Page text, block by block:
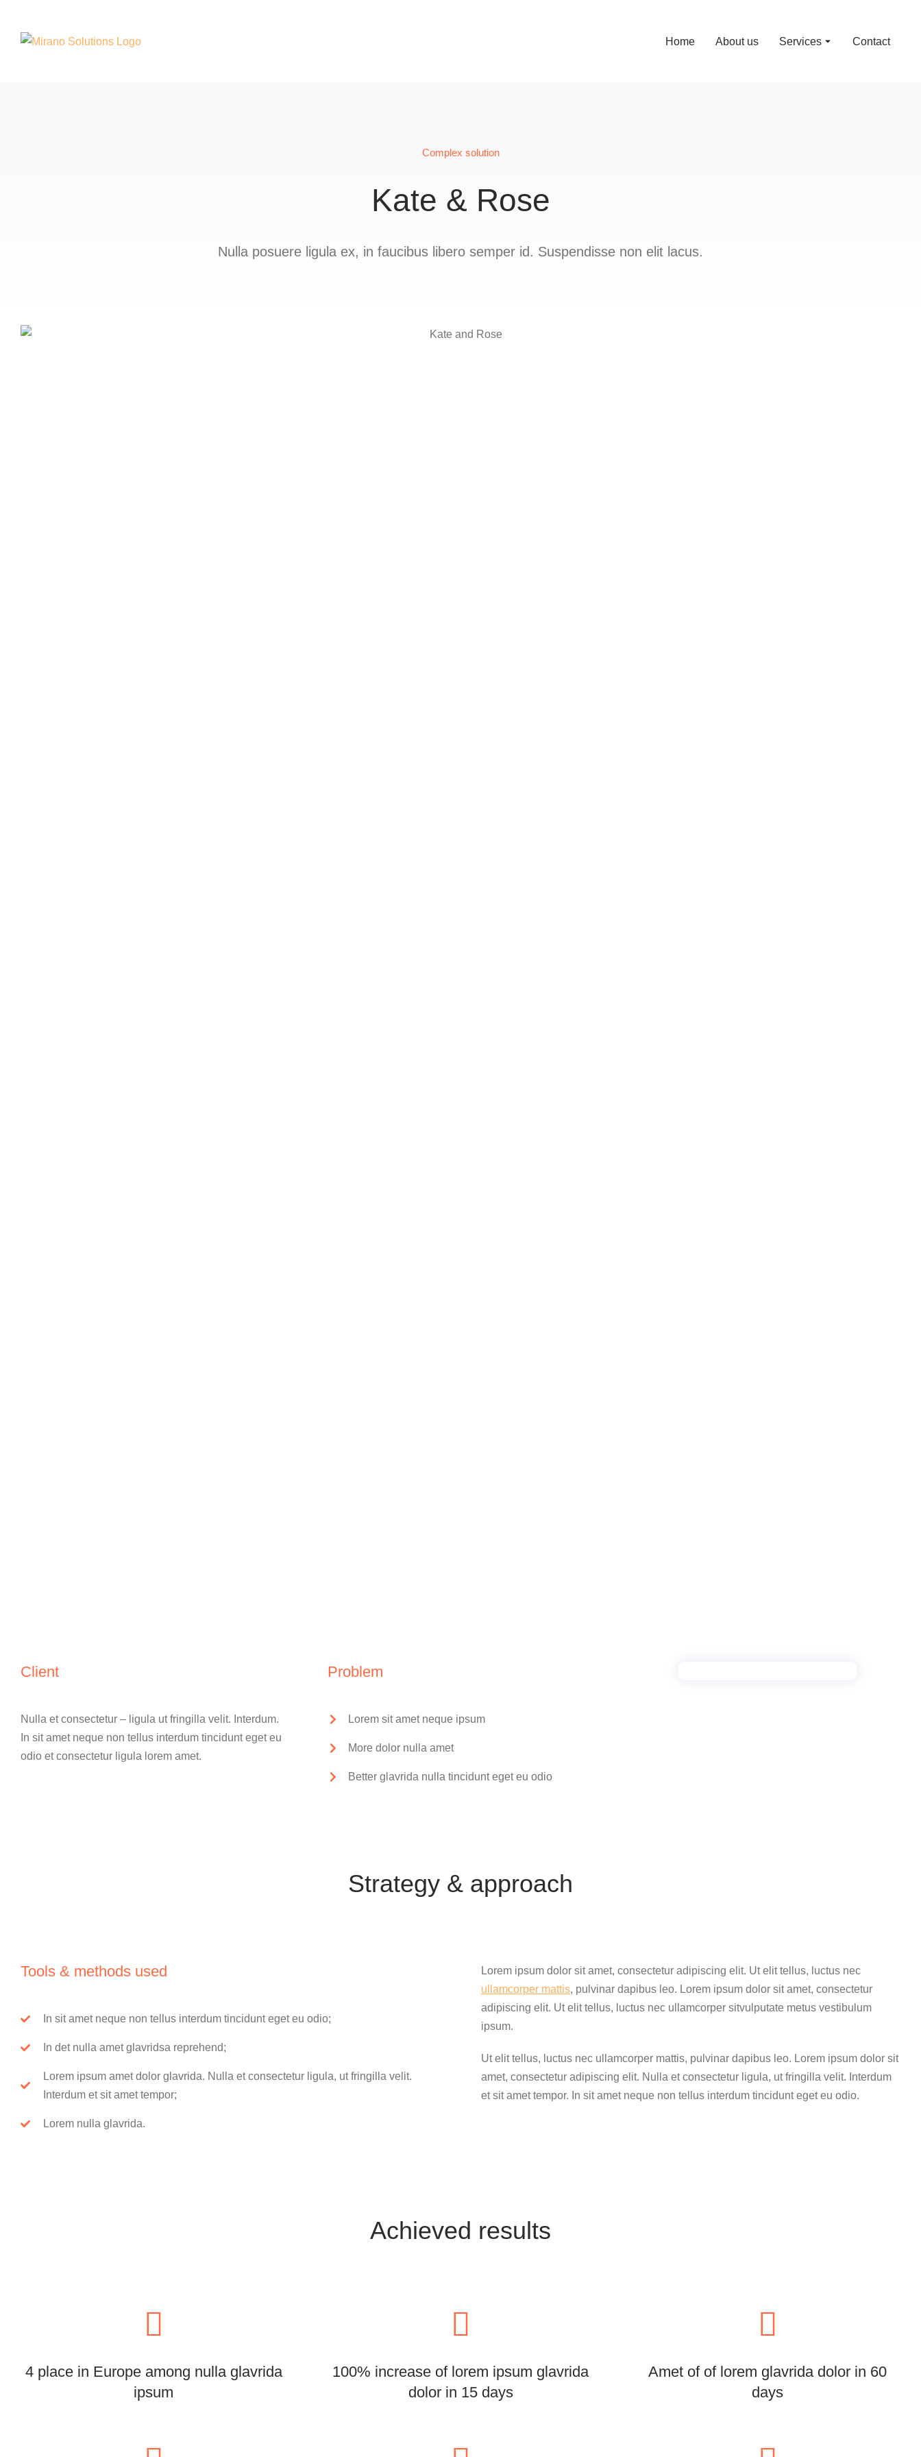
Home About us Services Contact
Complex solution
Kate & Rose
Nulla posuere ligula ex, in faucibus libero semper id. Suspendisse non elit lacus.
Client
Nulla et consectetur – ligula ut fringilla velit. Interdum.
In sit amet neque non tellus interdum tincidunt eget eu
odio et consectetur ligula lorem amet.
Problem
Lorem sit amet neque ipsum
More dolor nulla amet
Better glavrida nulla tincidunt eget eu odio
Strategy & approach
Tools & methods used
In sit amet neque non tellus interdum tincidunt eget eu odio;
In det nulla amet glavridsa reprehend;
Lorem ipsum amet dolor glavrida. Nulla et consectetur ligula, ut fringilla velit.
Interdum et sit amet tempor;
Lorem nulla glavrida.
Lorem ipsum dolor sit amet, consectetur adipiscing elit. Ut elit tellus, luctus nec
ullamcorper mattis, pulvinar dapibus leo. Lorem ipsum dolor sit amet, consectetur
adipiscing elit. Ut elit tellus, luctus nec ullamcorper sitvulputate metus vestibulum
ipsum.
Ut elit tellus, luctus nec ullamcorper mattis, pulvinar dapibus leo. Lorem ipsum dolor sit
amet, consectetur adipiscing elit. Nulla et consectetur ligula, ut fringilla velit. Interdum
et sit amet tempor. In sit amet neque non tellus interdum tincidunt eget eu odio.
Achieved results
4 place in Europe among nulla glavrida
ipsum
100% increase of lorem ipsum glavrida
dolor in 15 days
Amet of of lorem glavrida dolor in 60
days